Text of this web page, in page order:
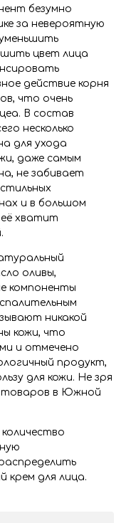
безумно
за невероятную
цвет лица
действие корня
что очень
В состав
несколько
для ухода
даже самым
не забивает
и в большом
её хватит
оливы,
компоненты
никакой
кожи, что
и отмечено
продукт,
для кожи. Не зря
товаров в Южной
крем для лица.